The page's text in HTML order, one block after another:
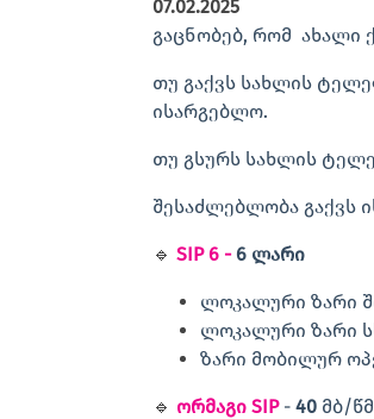
07.02.2025
გაცნობებ, რომ ახალი
თუ გაქვს სახლის
ისარგებლო.
თუ გსურს სახლის
შესაძლებლობა გაქვს
🔹 SIP 6 - 6 ლარი
ლოკალური ზარი
ლოკალური ზარი
ზარი მობილურ
🔹 ორმაგი SIP - 40 მბ/